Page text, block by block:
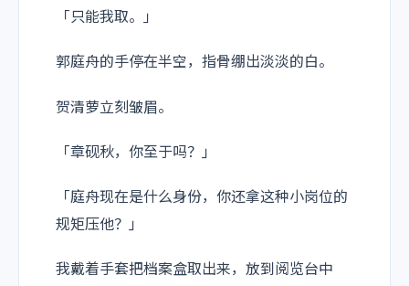
「只能我取。」
郭庭舟的手停在半空，指骨绷出淡淡的白。
贺清萝立刻皱眉。
「章砚秋，你至于吗？」
「庭舟现在是什么身份，你还拿这种小岗位的
规矩压他？」
我戴着手套把档案盒取出来，放到阅览台中